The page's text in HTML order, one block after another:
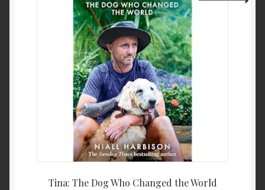
Tina: The Dog Who Changed the World